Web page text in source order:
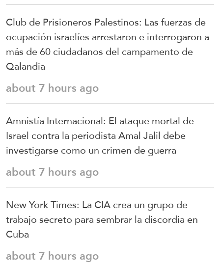
Club de Prisioneros Palestinos: Las fuerzas de
ocupación israelíes arrestaron e interrogaron a
más de 60 ciudadanos del campamento de
Qalandia
about 7 hours ago
Amnistía Internacional: El ataque mortal de
Israel contra la periodista Amal Jalil debe
investigarse como un crimen de guerra
about 7 hours ago
New York Times: La CIA crea un grupo de
trabajo secreto para sembrar la discordia en
Cuba
about 7 hours ago